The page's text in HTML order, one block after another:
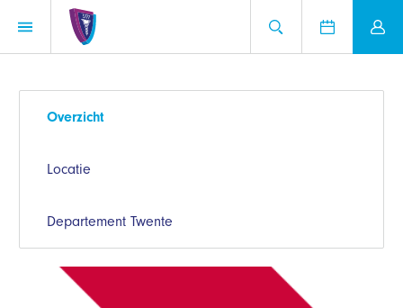
Overzicht
Locatie
Departement Twente